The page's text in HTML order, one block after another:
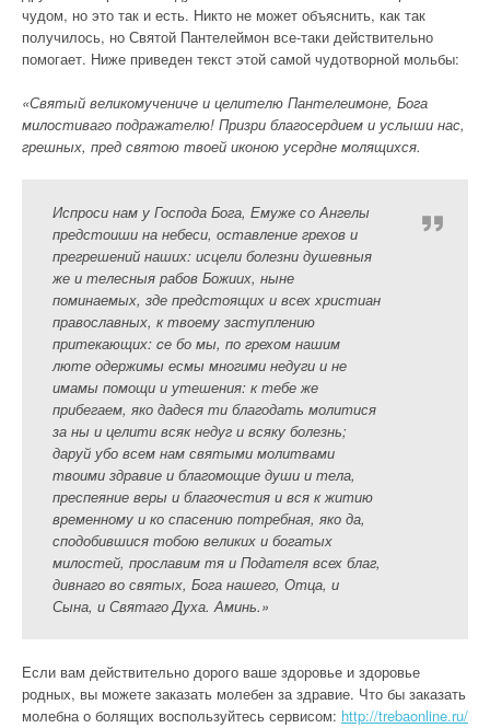
чудом, но это так и есть. Никто не может объяснить, как так
получилось, но Святой Пантелеймон все-таки действительно
помогает. Ниже приведен текст этой самой чудотворной мольбы:
«Святый великомучениче и целителю Пантелеимоне, Бога
милостиваго подражателю! Призри благосердием и услыши нас,
грешных, пред святою твоей иконою усердне молящихся.
Испроси нам у Господа Бога, Емуже со Ангелы
предстоиши на небеси, оставление грехов и
прегрешений наших: исцели болезни душевныя
же и телесныя рабов Божиих, ныне
поминаемых, зде предстоящих и всех христиан
православных, к твоему заступлению
притекающих: cе бо мы, по грехом нашим
люте одержимы есмы многими недуги и не
имамы помощи и утешения: к тебе же
прибегаем, яко дадеся ти благодать молитися
за ны и целити всяк недуг и всяку болезнь;
даруй убо всем нам святыми молитвами
твоими здравие и благомощие души и тела,
преспеяние веры и благочестия и вся к житию
временному и ко спасению потребная, яко да,
сподобившися тобою великих и богатых
милостей, прославим тя и Подателя всех благ,
дивнаго во святых, Бога нашего, Отца, и
Сына, и Святаго Духа. Аминь.»
Если вам действительно дорого ваше здоровье и здоровье
родных, вы можете заказать молебен за здравие. Что бы заказать
молебна о болящих воспользуйтесь сервисом: http://trebaonline.ru/